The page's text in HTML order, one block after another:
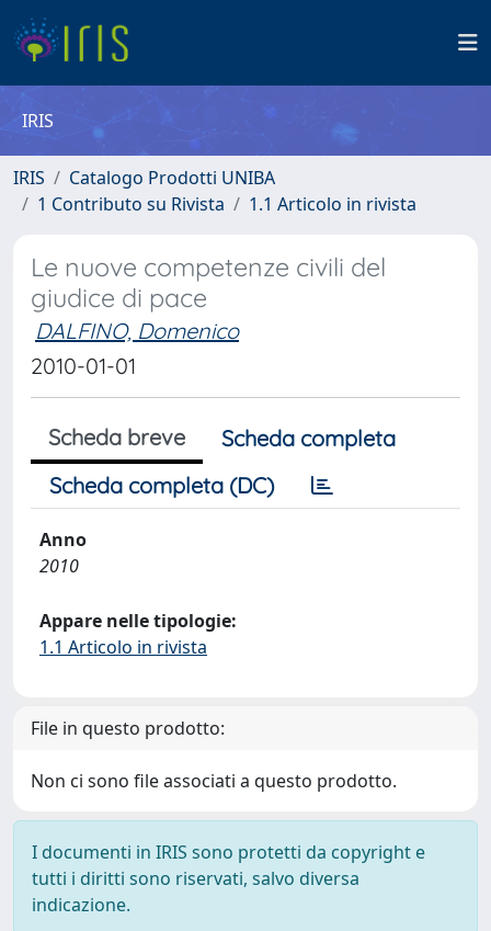
IRIS
IRIS
Catalogo Prodotti UNIBA
1 Contributo su Rivista
1.1 Articolo in rivista
Le nuove competenze civili del
giudice di pace
DALFINO, Domenico
2010-01-01
Scheda breve
Scheda completa
Scheda completa (DC)
Anno
2010
Appare nelle tipologie:
1.1 Articolo in rivista
File in questo prodotto:
Non ci sono file associati a questo prodotto.
I documenti in IRIS sono protetti da copyright e
tutti i diritti sono riservati, salvo diversa
indicazione.